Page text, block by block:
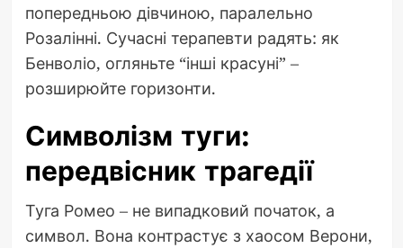
попередньою дівчиною, паралельно
Розалінні. Сучасні терапевти радять: як
Бенволіо, огляньте “інші красуні” –
розширюйте горизонти.
Символізм туги:
передвісник трагедії
Туга Ромео – не випадковий початок, а
символ. Вона контрастує з хаосом Верони,